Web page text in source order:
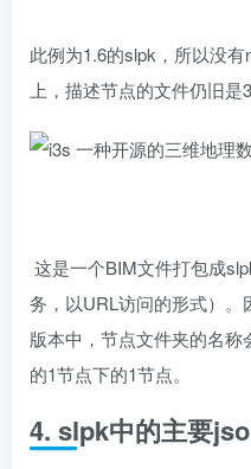
此例为1.6的slpk，所以没
上，描述节点的文件仍旧是
这是一个BIM文件打包成
务，以URL访问的形式）。
版本中，节点文件夹的名称
的1节点下的1节点。
4. slpk中的主要